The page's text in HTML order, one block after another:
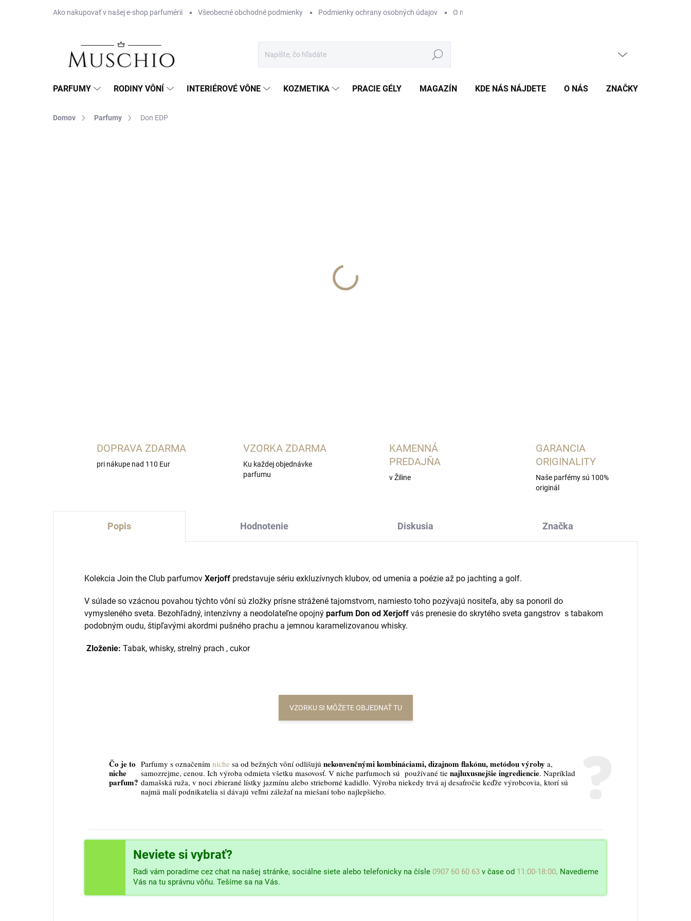
Ako nakupovať v našej e-shop parfumérii Všeobecné obchodné podmienky Podmienky ochrany osobných údajov O nás
Hľadať
PARFUMY RODINY VÔNÍ INTERIÉROVÉ VÔNE KOZMETIKA PRACIE GÉLY MAGAZÍN KDE NÁS NÁJDETE O NÁS ZNAČKY
Domov Parfumy Don EDP
DOPRAVA ZDARMA
pri nákupe nad 110 Eur
VZORKA ZDARMA
Ku každej objednávke
parfumu
KAMENNÁ
PREDAJŇA
v Žiline
GARANCIA
ORIGINALITY
Naše parfémy sú 100%
originál
Popis Hodnotenie Diskusia Značka
Kolekcia Join the Club parfumov Xerjoff predstavuje sériu exkluzívnych klubov, od umenia a poézie až po jachting a golf.
V súlade so vzácnou povahou týchto vôní sú zložky prísne strážené tajomstvom, namiesto toho pozývajú nositeľa, aby sa ponoril do
vymysleného sveta. Bezohľadný, intenzívny a neodolateľne opojný parfum Don od Xerjoff vás prenesie do skrytého sveta gangstrov s tabakom
podobným oudu, štipľavými akordmi pušného prachu a jemnou karamelizovanou whisky.
Zloženie: Tabak, whisky, strelný prach , cukor
VZORKU SI MÔŽETE OBJEDNAŤ TU
Čo je to
niche
parfum?
Parfumy s označením niche sa od bežných vôní odlišujú nekonvenčnými kombináciami, dizajnom flakónu, metódou výroby a,
samozrejme, cenou. Ich výroba odmieta všetku masovosť. V niche parfumoch sú používané tie najluxusnejšie ingrediencie. Napríklad
damašská ruža, v noci zbierané lístky jazmínu alebo strieborné kadidlo. Výroba niekedy trvá aj desaťročie keďže výrobcovia, ktorí sú
najmä malí podnikatelia si dávajú veľmi záležať na miešaní toho najlepšieho.
Neviete si vybrať?
Radi vám poradíme cez chat na našej stránke, sociálne siete alebo telefonicky na čísle 0907 60 60 63 v čase od 11:00-18:00. Navedieme
Vás na tu správnu vôňu. Tešíme sa na Vás.